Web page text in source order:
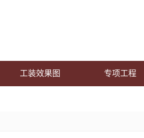
工装效果图 专项工程